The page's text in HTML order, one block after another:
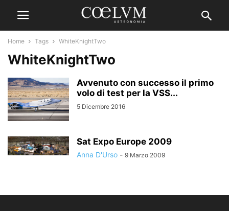
Home Tags WhiteKnightTwo
WhiteKnightTwo
Avvenuto con successo il primo
volo di test per la VSS...
5 Dicembre 2016
Sat Expo Europe 2009
Anna D'Urso - 9 Marzo 2009